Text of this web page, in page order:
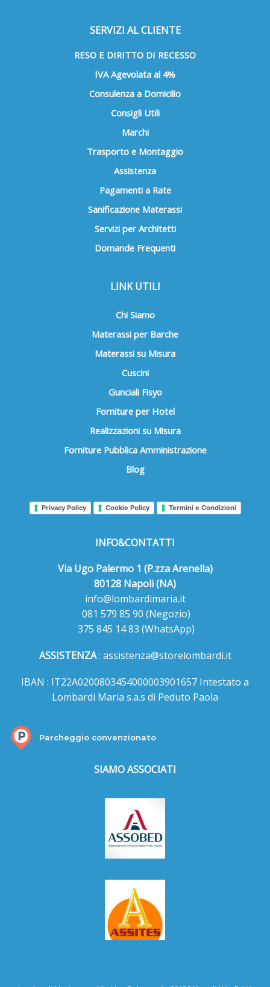
SERVIZI AL CLIENTE
RESO E DIRITTO DI RECESSO
IVA Agevolata al 4%
Consulenza a Domicilio
Consigli Utili
Marchi
Trasporto e Montaggio
Assistenza
Pagamenti a Rate
Sanificazione Materassi
Servizi per Architetti
Domande Frequenti
LINK UTILI
Chi Siamo
Materassi per Barche
Materassi su Misura
Cuscini
Gunciali Fisyo
Forniture per Hotel
Realizzazioni su Misura
Forniture Pubblica Amministrazione
Blog
Privacy Policy Cookie Policy Termini e Condizioni
INFO&CONTATTI
Via Ugo Palermo 1 (P.zza Arenella)
80128 Napoli (NA)
info@lombardimaria.it
081 579 85 90 (Negozio)
375 845 14 83 (WhatsApp)
ASSISTENZA: assistenza@storelombardi.it
IBAN : IT22A0200803454000003901657 Intestato a
Lombardi Maria s.a.s di Peduto Paola
Parcheggio convenzionato
SIAMO ASSOCIATI